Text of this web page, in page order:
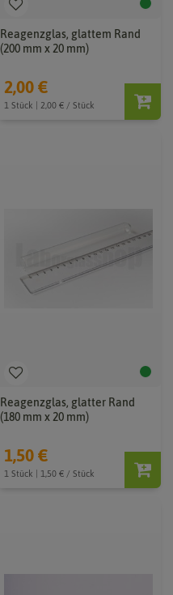
Reagenzglas, glattem Rand
(200 mm x 20 mm)
2,00 €
1 Stück | 2,00 € / Stück
Reagenzglas, glatter Rand
(180 mm x 20 mm)
1,50 €
1 Stück | 1,50 € / Stück